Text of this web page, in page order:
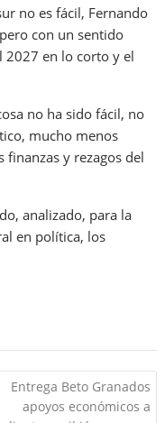
no es fácil, Fernando
con un sentido
2027 en lo corto y el
no ha sido fácil, no
mucho menos
finanzas y rezagos del
analizado, para la
en política, los
Entrega Beto Granados
apoyos económicos a